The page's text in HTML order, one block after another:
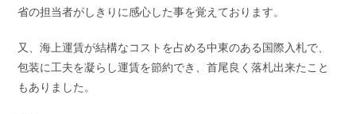
省の担当者がしきりに感心した事を覚えております。
又、海上運賃が結構なコストを占める中東のある国際入札で、
包装に工夫を凝らし運賃を節約でき、首尾良く落札出来たこと
もありました。